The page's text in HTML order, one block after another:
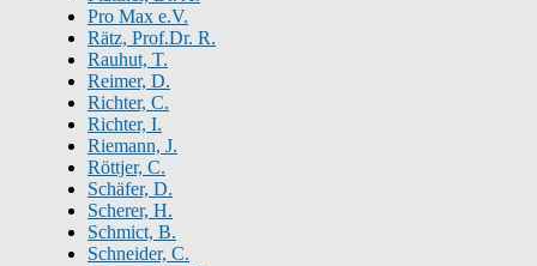
Pro Max e.V.
Rätz, Prof.Dr. R.
Rauhut, T.
Reimer, D.
Richter, C.
Richter, I.
Riemann, J.
Röttjer, C.
Schäfer, D.
Scherer, H.
Schmict, B.
Schneider, C.